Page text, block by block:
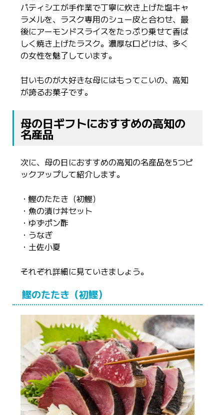
パティシエが手作業で丁寧に炊き上げた塩キャ
ラメルを、ラスク専用のシュー皮と合わせ、最
後にアーモンドスライスをたっぷり乗せて香ば
しく焼き上げたラスク。濃厚な口どけは、多く
の女性を魅了しています。
甘いものが大好きな母にはもってこいの、高知
が誇るお菓子です。
母の日ギフトにおすすめの高知の
名産品
次に、母の日におすすめの高知の名産品を5つピ
ックアップして紹介します。
・鰹のたたき（初鰹）
・魚の漬け丼セット
・ゆずポン酢
・うなぎ
・土佐小夏
それぞれ詳細に見ていきましょう。
鰹のたたき（初鰹）